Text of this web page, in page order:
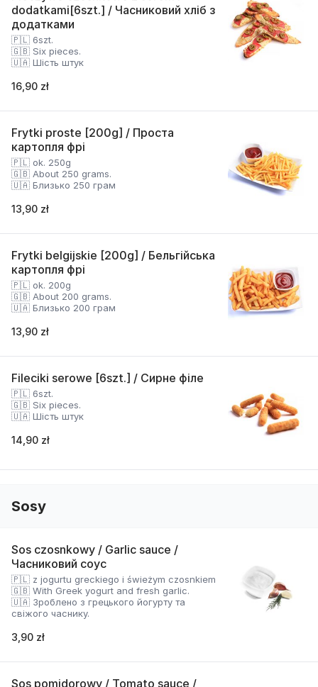
dodatkami[6szt.] / Часниковий хліб з
додатками
🇵🇱 6szt.
🇬🇧 Six pieces.
🇺🇦 Шість штук
16,90 zł
Frytki proste [200g] / Проста
картопля фрі
🇵🇱 ok. 250g
🇬🇧 About 250 grams.
🇺🇦 Близько 250 грам
13,90 zł
Frytki belgijskie [200g] / Бельгійська
картопля фрі
🇵🇱 ok. 200g
🇬🇧 About 200 grams.
🇺🇦 Близько 200 грам
13,90 zł
Fileciki serowe [6szt.] / Сирне філе
🇵🇱 6szt.
🇬🇧 Six pieces.
🇺🇦 Шість штук
14,90 zł
Sosy
Sos czosnkowy / Garlic sauce /
Часниковий соус
🇵🇱 z jogurtu greckiego i świeżym czosnkiem
🇬🇧 With Greek yogurt and fresh garlic.
🇺🇦 Зроблено з грецького йогурту та
свіжого часнику.
3,90 zł
Sos pomidorowy / Tomato sauce /